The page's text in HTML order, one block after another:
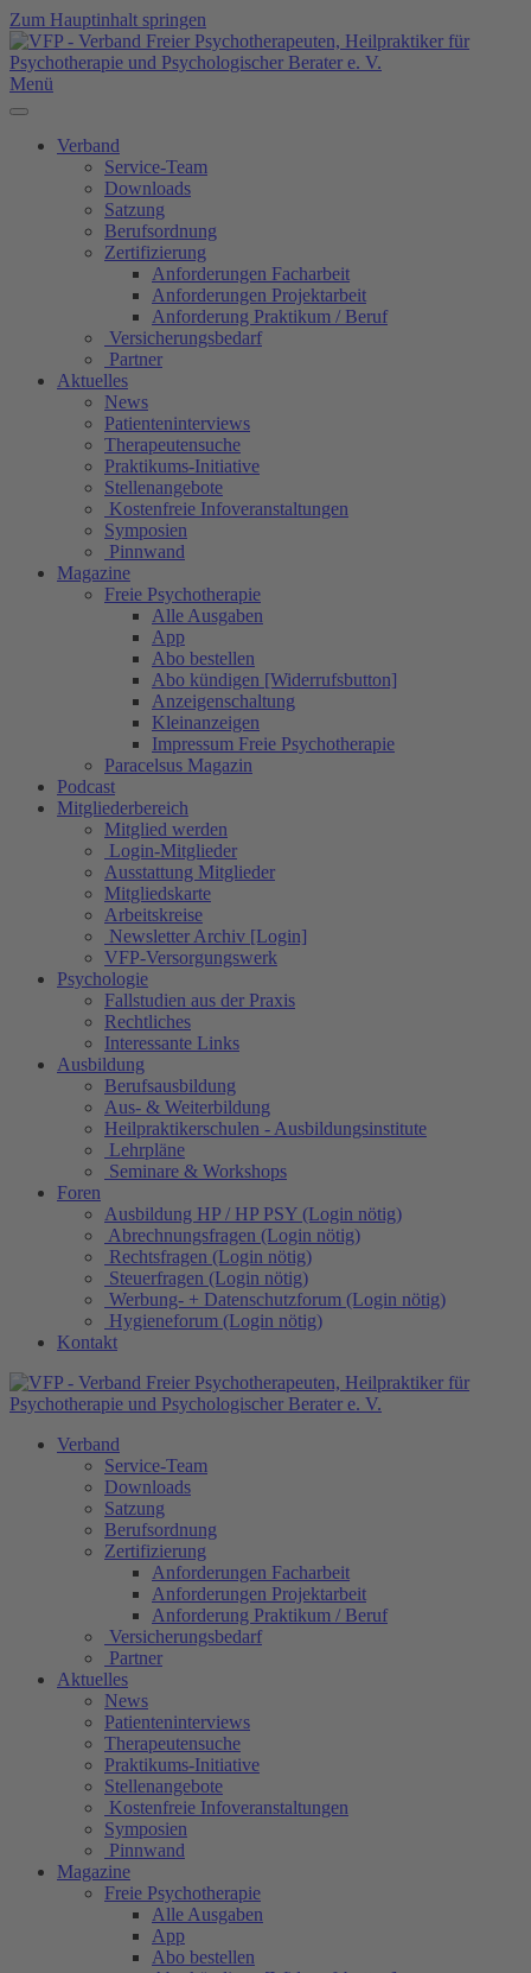
Zum Hauptinhalt springen
Menü
Verband
Service-Team
Downloads
Satzung
Berufsordnung
Zertifizierung
Anforderungen Facharbeit
Anforderungen Projektarbeit
Anforderung Praktikum / Beruf
Versicherungsbedarf
Partner
Aktuelles
News
Patienteninterviews
Therapeutensuche
Praktikums-Initiative
Stellenangebote
Kostenfreie Infoveranstaltungen
Symposien
Pinnwand
Magazine
Freie Psychotherapie
Alle Ausgaben
App
Abo bestellen
Abo kündigen [Widerrufsbutton]
Anzeigenschaltung
Kleinanzeigen
Impressum Freie Psychotherapie
Paracelsus Magazin
Podcast
Mitgliederbereich
Mitglied werden
Login-Mitglieder
Ausstattung Mitglieder
Mitgliedskarte
Arbeitskreise
Newsletter Archiv [Login]
VFP-Versorgungswerk
Psychologie
Fallstudien aus der Praxis
Rechtliches
Interessante Links
Ausbildung
Berufsausbildung
Aus- & Weiterbildung
Heilpraktikerschulen - Ausbildungsinstitute
Lehrpläne
Seminare & Workshops
Foren
Ausbildung HP / HP PSY (Login nötig)
Abrechnungsfragen (Login nötig)
Rechtsfragen (Login nötig)
Steuerfragen (Login nötig)
Werbung- + Datenschutzforum (Login nötig)
Hygieneforum (Login nötig)
Kontakt
Verband
Service-Team
Downloads
Satzung
Berufsordnung
Zertifizierung
Anforderungen Facharbeit
Anforderungen Projektarbeit
Anforderung Praktikum / Beruf
Versicherungsbedarf
Partner
Aktuelles
News
Patienteninterviews
Therapeutensuche
Praktikums-Initiative
Stellenangebote
Kostenfreie Infoveranstaltungen
Symposien
Pinnwand
Magazine
Freie Psychotherapie
Alle Ausgaben
App
Abo bestellen